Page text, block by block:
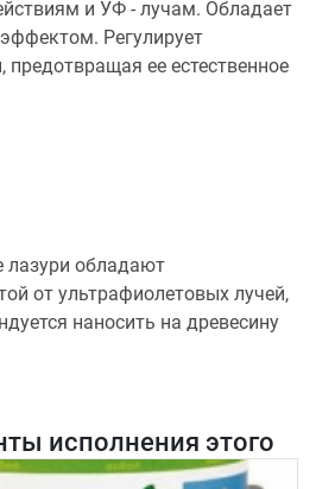
и УФ - лучам. Обладает
Регулирует
ее естественное
лазури обладают
от ультрафиолетовых лучей,
наносить на древесину
исполнения этого
товара